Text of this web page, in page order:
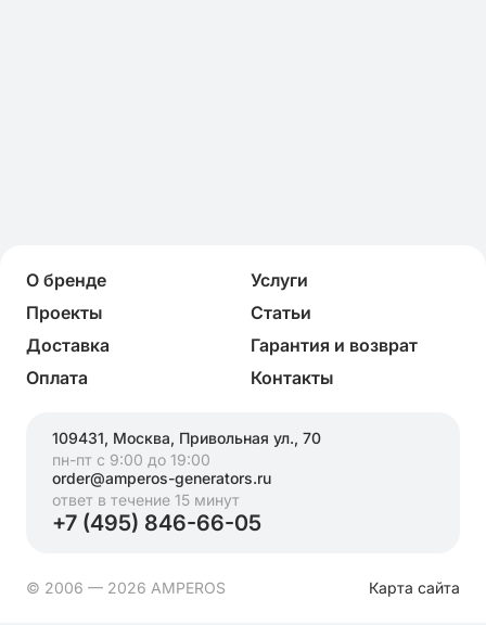
О бренде
Услуги
Проекты
Статьи
Доставка
Гарантия и возврат
Оплата
Контакты
109431, Москва, Привольная ул., 70
пн-пт с 9:00 до 19:00
order@amperos-generators.ru
ответ в течение 15 минут
+7 (495) 846-66-05
© 2006 — 2026 AMPEROS Карта сайта